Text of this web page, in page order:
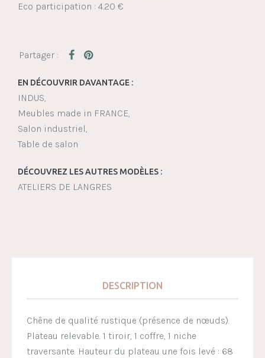
Eco participation : 4.20 €
EN DÉCOUVRIR DAVANTAGE :
INDUS
Meubles made in FRANCE
Salon industriel
Table de salon
DÉCOUVREZ LES AUTRES MODÈLES :
ATELIERS DE LANGRES
DESCRIPTION
Chêne de qualité rustique (présence de nœuds).
Plateau relevable. 1 tiroir, 1 coffre, 1 niche
traversante. Hauteur du plateau une fois levé : 68